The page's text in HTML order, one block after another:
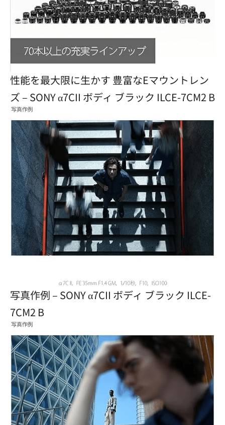
性能を最大限に生かす 豊富なEマウントレン
ズ – SONY α7CII ボディ ブラック ILCE-7CM2 B
写真作例 – SONY α7CII ボディ ブラック ILCE-
7CM2 B